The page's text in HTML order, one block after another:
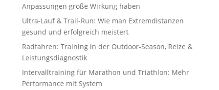
Anpassungen große Wirkung haben
Ultra-Lauf & Trail-Run: Wie man Extremdistanzen
gesund und erfolgreich meistert
Radfahren: Training in der Outdoor-Season, Reize &
Leistungsdiagnostik
Intervalltraining für Marathon und Triathlon: Mehr
Performance mit System